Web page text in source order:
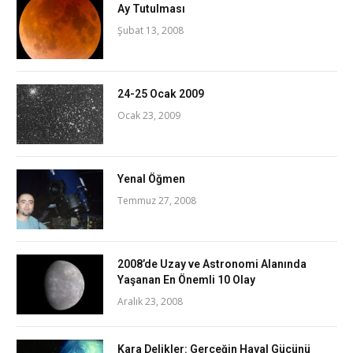
Ay Tutulması
Şubat 13, 2008
24-25 Ocak 2009
Ocak 23, 2009
Yenal Öğmen
Temmuz 27, 2008
2008’de Uzay ve Astronomi Alanında
Yaşanan En Önemli 10 Olay
Aralık 23, 2008
Kara Delikler: Gerçeğin Hayal Gücünü